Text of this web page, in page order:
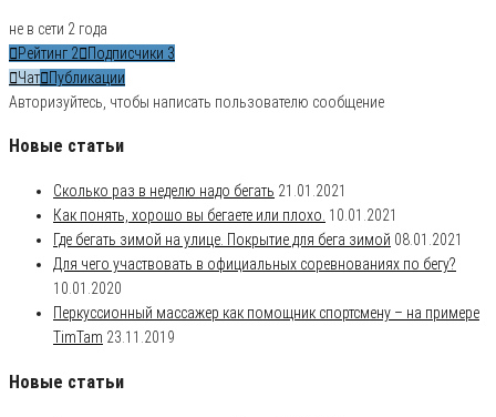
не в сети 2 года
Рейтинг 2 Подписчики 3
Чат
Публикации
Авторизуйтесь, чтобы написать пользователю сообщение
Новые статьи
Сколько раз в неделю надо бегать 21.01.2021
Как понять, хорошо вы бегаете или плохо. 10.01.2021
Где бегать зимой на улице. Покрытие для бега зимой 08.01.2021
Для чего участвовать в официальных соревнованиях по бегу?
10.01.2020
Перкуссионный массажер как помощник спортсмену – на примере
TimTam 23.11.2019
Новые статьи